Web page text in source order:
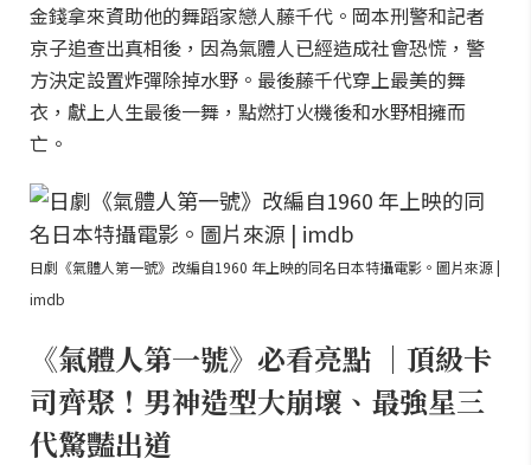
金錢拿來資助他的舞蹈家戀人藤千代。岡本刑警和記者
京子追查出真相後，因為氣體人已經造成社會恐慌，警
方決定設置炸彈除掉水野。最後藤千代穿上最美的舞
衣，獻上人生最後一舞，點燃打火機後和水野相擁而
亡。
日劇《氣體人第一號》改編自1960 年上映的同名日本特攝電影。圖片來源 |
imdb
《氣體人第一號》必看亮點 ｜頂級卡
司齊聚！男神造型大崩壞、最強星三
代驚豔出道